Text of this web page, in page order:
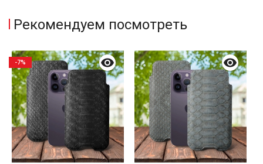
Рекомендуем посмотреть
-7%